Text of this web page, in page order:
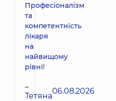
Професіоналізм
та
компетентність
лікаря
на
найвищому
рівні!
–
Тетяна06.08.2026